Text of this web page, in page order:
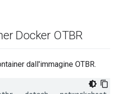
Docker OTBR
dall'immagine OTBR.